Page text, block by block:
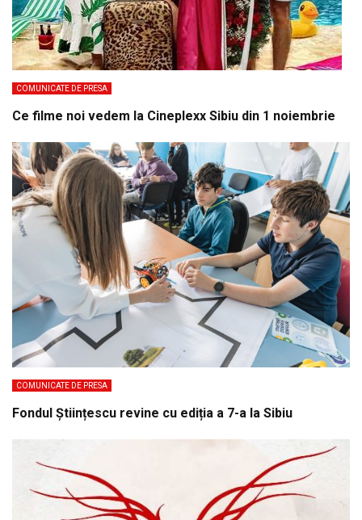
COMUNICATE DE PRESA
Ce filme noi vedem la Cineplexx Sibiu din 1 noiembrie
COMUNICATE DE PRESA
Fondul Științescu revine cu ediția a 7-a la Sibiu